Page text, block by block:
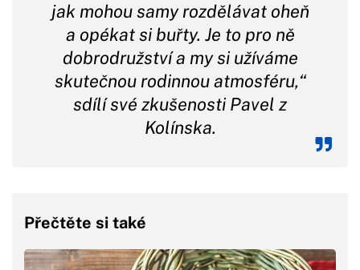
jak mohou samy rozdělávat oheň
a opékat si buřty. Je to pro ně
dobrodružství a my si užíváme
skutečnou rodinnou atmosféru,“
sdílí své zkušenosti Pavel z
Kolínska.
Přečtěte si také